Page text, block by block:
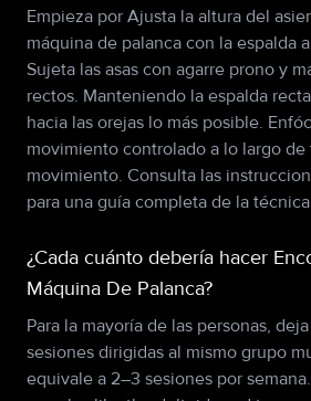
Empieza por Ajusta la altura del
máquina de palanca con la espalda
Sujeta las asas con agarre prono y
rectos. Manteniendo la espalda
hacia las orejas lo más posible.
movimiento controlado a lo largo
movimiento. Consulta las
para una guía completa de la
¿Cada cuánto debería hacer
Máquina De Palanca?
Para la mayoría de las personas,
sesiones dirigidas al mismo grupo
equivale a 2–3 sesiones por